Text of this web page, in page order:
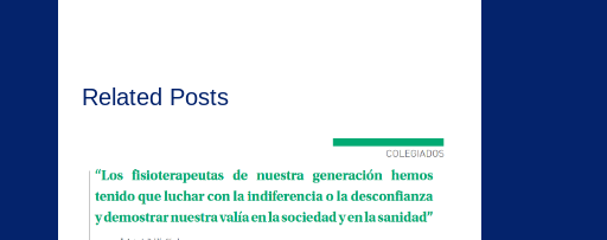
Related Posts